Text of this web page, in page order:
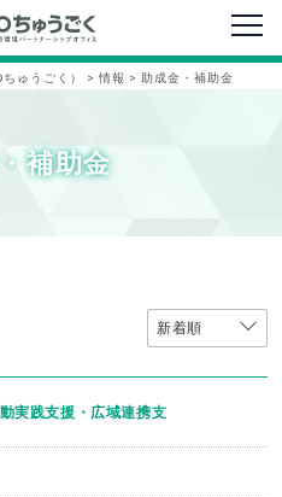
メニ
ゅうごく） > 情報 > 助成金・補助金
補助金
実践支援・広域連携支